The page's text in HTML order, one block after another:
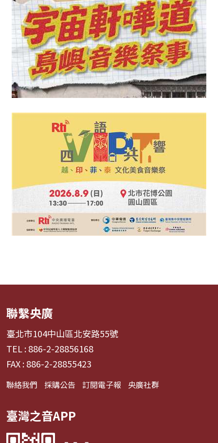
聯繫央廣
臺北市104中山區北安路55號
TEL : 886-2-28856168
FAX : 886-2-28855423
聯絡我們 採購公告 訂閱電子報 央廣社群
臺灣之音APP